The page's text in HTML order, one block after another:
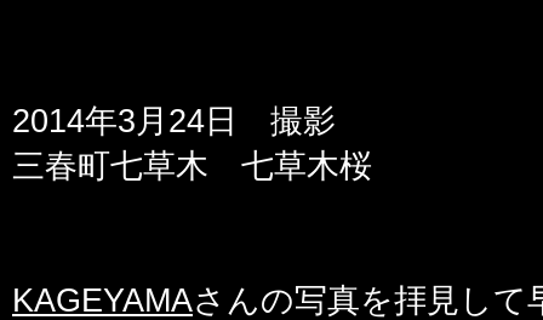
2014年3月24日 撮影
三春町七草木 七草木桜
KAGEYAMAさんの写真を拝見し